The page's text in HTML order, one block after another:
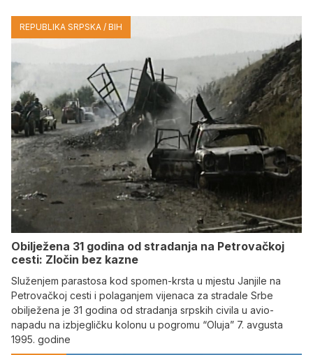
REPUBLIKA SRPSKA / BIH
Obilježena 31 godina od stradanja na Petrovačkoj
cesti: Zločin bez kazne
Služenjem parastosa kod spomen-krsta u mjestu Janjile na
Petrovačkoj cesti i polaganjem vijenaca za stradale Srbe
obilježena je 31 godina od stradanja srpskih civila u avio-
napadu na izbjegličku kolonu u pogromu “Oluja” 7. avgusta
1995. godine